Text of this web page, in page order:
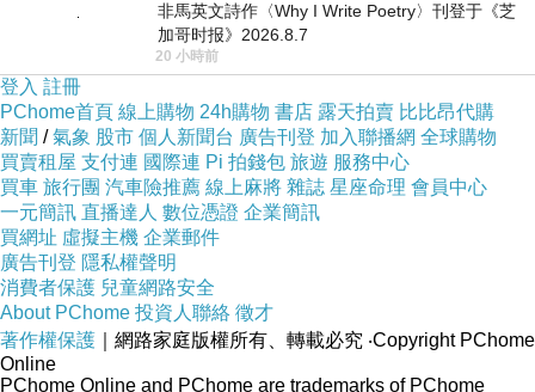
所以我跟同事說，他能獲得客戶完全地信任，等他退休之
後，如果台灣EAM越來越成熟，未來也可以轉往EAM發
展，變成客戶終身信賴的金融管家。事實上，這也是台灣
目前很欠缺的高端服務，雖然客戶可以跟多家金融機構往
來，但是台灣許多金融機構仍以獲得交易手續費優先，導
致客戶被建議高頻交易或是購買不適合的商品，倘若有了
EAM的專業與獨立性，就可以解決高資產客戶理財的痛
點。而且，資產傳承是高資產持續要面對的課題，如果未
來開放EAM到非金融機構，舉凡法律和會計稅務等專業背
景融入EAM角色，讓台灣追上香港與新加坡的步伐，無論
是高雄金融專區或是EAM都是跨出很重要的一步。
非馬英文詩作〈Why I Write Poetry〉刊登于《芝
加哥时报》2026.8.7
20 小時前
登入 註冊
PChome首頁 線上購物 24h購物 書店 露天拍賣 比比昂代購
新聞 /氣象 股市 個人新聞台 廣告刊登 加入聯播網 全球購物
買賣租屋 支付連 國際連 Pi 拍錢包 旅遊 服務中心
買車 旅行團 汽車險推薦 線上麻將 雜誌 星座命理 會員中心
一元簡訊 直播達人 數位憑證 企業簡訊
買網址 虛擬主機 企業郵件
廣告刊登 隱私權聲明
消費者保護 兒童網路安全
About PChome 投資人聯絡 徵才
著作權保護 ｜網路家庭版權所有、轉載必究 ‧Copyright PChome
Online
PChome Online and PChome are trademarks of PChome